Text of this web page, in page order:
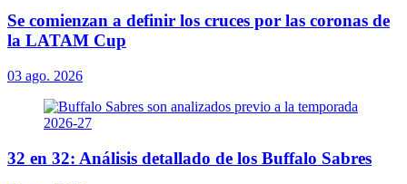
Se comienzan a definir los cruces por las coronas de
la LATAM Cup
03 ago. 2026
32 en 32: Análisis detallado de los Buffalo Sabres